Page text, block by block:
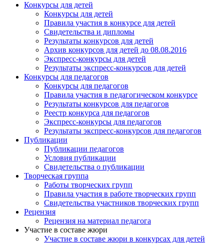
Конкурсы для детей
Конкурсы для детей
Правила участия в конкурсе для детей
Свидетельства и дипломы
Результаты конкурсов для детей
Архив конкурсов для детей до 08.08.2016
Экспресс-конкурсы для детей
Результаты экспресс-конкурсов для детей
Конкурсы для педагогов
Конкурсы для педагогов
Правила участия в педагогическом конкурсе
Результаты конкурсов для педагогов
Реестр конкурса для педагогов
Экспресс-конкурсы для педагогов
Результаты экспресс-конкурсов для педагогов
Публикации
Публикации педагогов
Условия публикации
Свидетельства о публикации
Творческая группа
Работы творческих групп
Правила участия в работе творческих групп
Свидетельства участников творческих групп
Рецензия
Рецензия на материал педагога
Участие в составе жюри
Участие в составе жюри в конкурсах для детей